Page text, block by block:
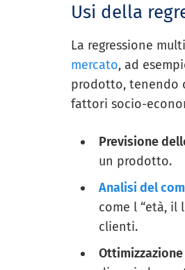
Usi della
La regressione
mercato, ad
prodotto, tenendo
fattori socio-
Previsione
un prodotto.
Analisi del
come l “età,
clienti.